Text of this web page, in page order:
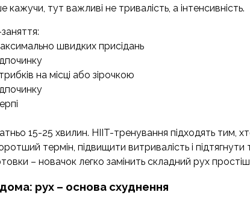
тут важливі не тривалість, а інтенсивність.
швидких присідань
на місці або зірочкою
15-25 хвилин. HIIT-тренування підходять тим,
термін, підвищити витривалість і
– новачок легко замінить складний рух
рух – основа схуднення